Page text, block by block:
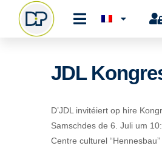
JDL
D’JDL invitéiert op hire
Samschdes de 6. Juli um
Centre culturel “Hennesbau”